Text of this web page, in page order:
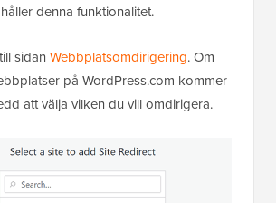
denna funktionalitet.
sidan Webbplatsomdirigering. Om
på WordPress.com kommer
att välja vilken du vill omdirigera.